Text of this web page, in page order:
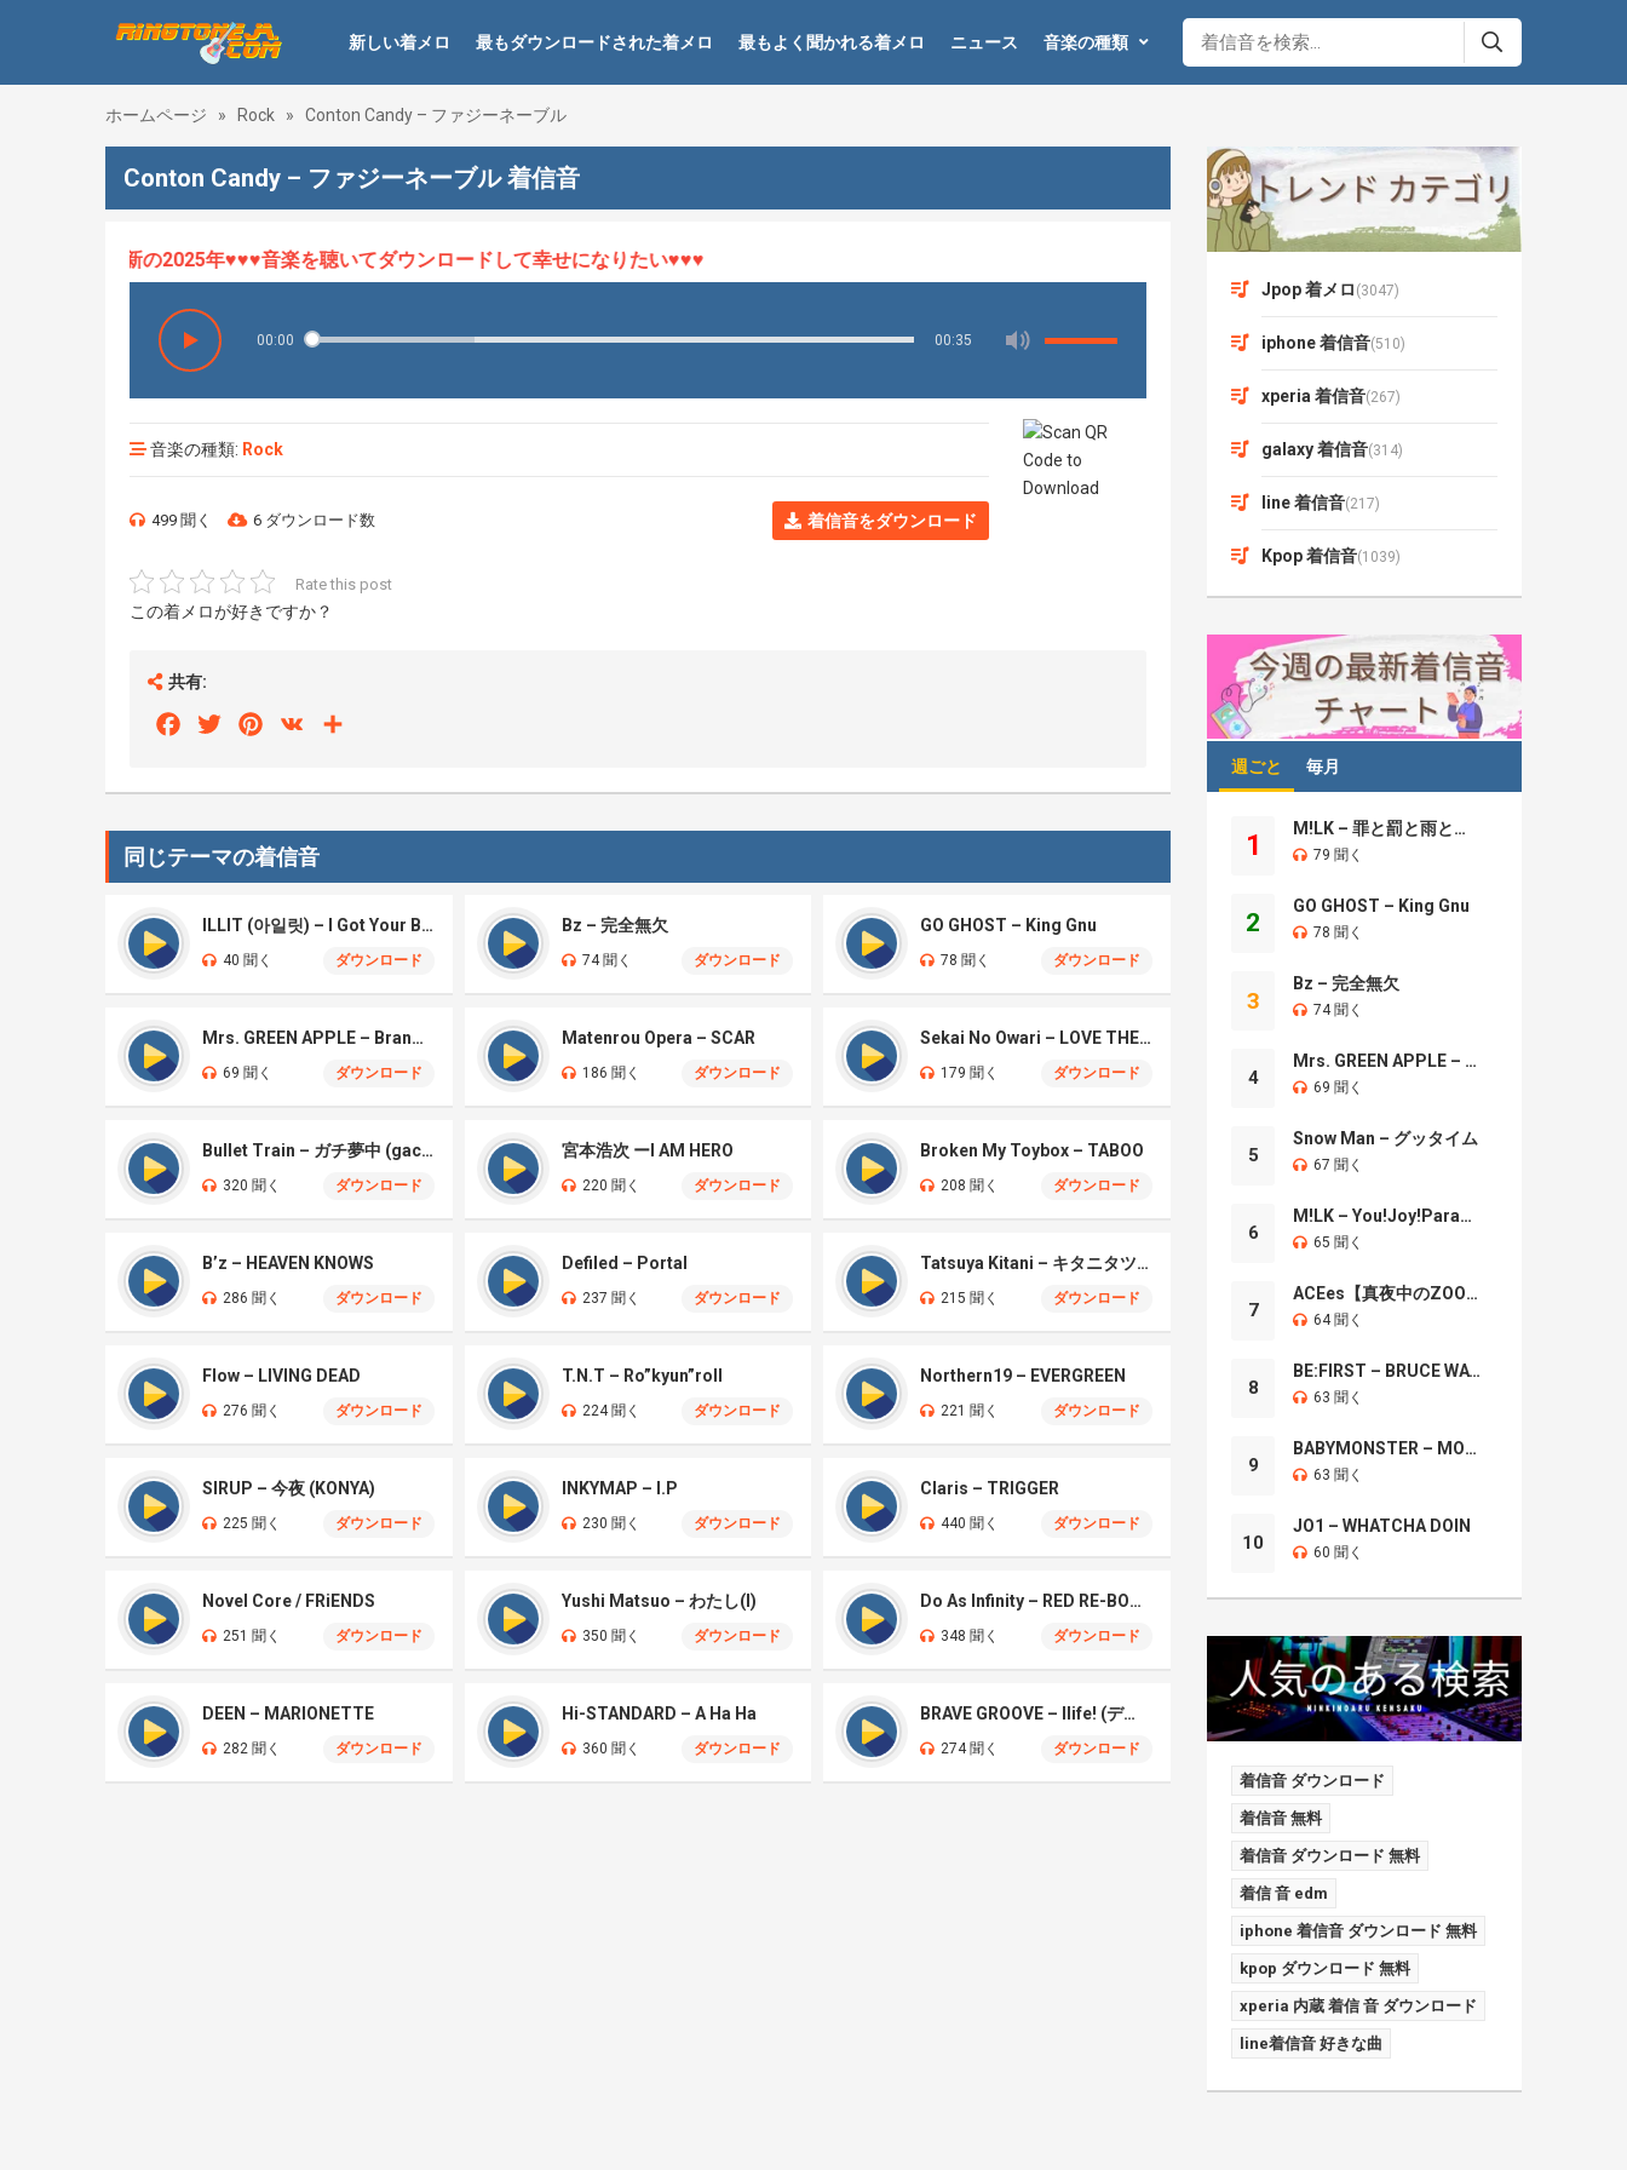
新しい着メロ 最もダウンロードされた着メロ 最もよく聞かれる着メロ ニュース 音楽の種類
ホームページ » Rock » Conton Candy – ファジーネーブル
Conton Candy – ファジーネーブル 着信音
HOT、最新の2025年♥♥♥音楽を聴いてダウンロードして幸せになりたい♥♥♥
00:00 00:35
音楽の種類: Rock
499 聞く 6 ダウンロード数 着信音をダウンロード
Rate this post
この着メロが好きですか？
共有:
FacebookTwitterPinterest
VK
同じテーマの着信音
ILLIT (아일릿) – I Got Your Back
40 聞く ダウンロード
Bz – 完全無欠
74 聞く ダウンロード
GO GHOST – King Gnu
78 聞く ダウンロード
Mrs. GREEN APPLE – Brand New
69 聞く ダウンロード
Matenrou Opera – SCAR
186 聞く ダウンロード
Sekai No Owari – LOVE THE WARZ
179 聞く ダウンロード
Bullet Train – ガチ夢中 (gachi muchū)
320 聞く ダウンロード
宮本浩次 ーI AM HERO
220 聞く ダウンロード
Broken My Toybox – TABOO
208 聞く ダウンロード
B’z – HEAVEN KNOWS
286 聞く ダウンロード
Defiled – Portal
237 聞く ダウンロード
Tatsuya Kitani – キタニタツヤ
215 聞く ダウンロード
Flow – LIVING DEAD
276 聞く ダウンロード
T.N.T – Ro”kyun”roll
224 聞く ダウンロード
Northern19 – EVERGREEN
221 聞く ダウンロード
SIRUP – 今夜 (KONYA)
225 聞く ダウンロード
INKYMAP – I.P
230 聞く ダウンロード
Claris – TRIGGER
440 聞く ダウンロード
Novel Core / FRiENDS
251 聞く ダウンロード
Yushi Matsuo – わたし(I)
350 聞く ダウンロード
Do As Infinity – RED RE-BORN
348 聞く ダウンロード
DEEN – MARIONETTE
282 聞く ダウンロード
Hi-STANDARD – A Ha Ha
360 聞く ダウンロード
BRAVE GROOVE – Ilife! (デジモン)
274 聞く ダウンロード
Jpop 着メロ (3047)
iphone 着信音(510)
xperia 着信音(267)
galaxy 着信音(314)
line 着信音(217)
Kpop 着信音(1039)
週ごと 毎月
1
M!LK – 罪と罰と雨とキス
79 聞く
2
GO GHOST – King Gnu
78 聞く
3
Bz – 完全無欠
74 聞く
4
Mrs. GREEN APPLE – Brand New
69 聞く
5
Snow Man – グッタイム
67 聞く
6
M!LK – You!Joy!Parade!
65 聞く
7
ACEes【真夜中のZOO】
64 聞く
8
BE:FIRST – BRUCE WAYNE
63 聞く
9
BABYMONSTER – MOON
63 聞く
10
JO1 – WHATCHA DOIN
60 聞く
着信音 ダウンロード
着信音 無料
着信音 ダウンロード 無料
着信 音 edm
iphone 着信音 ダウンロード 無料
kpop ダウンロード 無料
xperia 内蔵 着信 音 ダウンロード
line着信音 好きな曲